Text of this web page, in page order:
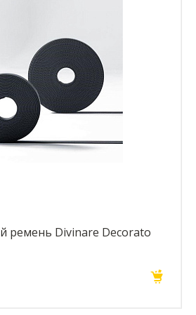
ремень Divinare Decorato